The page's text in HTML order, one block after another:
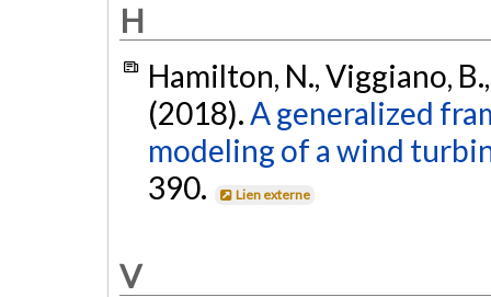
H
Hamilton, N., Viggiano,
(2018). A generalized
modeling of a wind
390.
Lien externe
V